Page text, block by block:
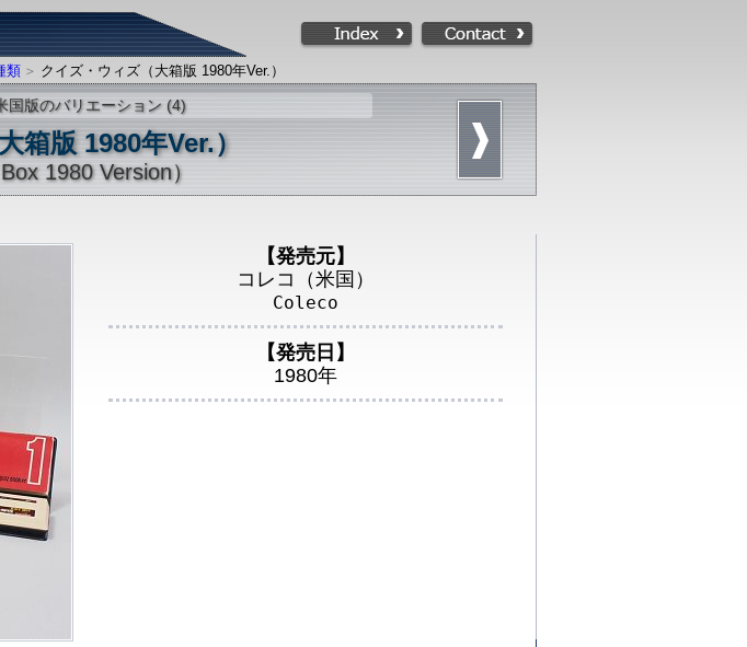
類 クイズ・ウィズ（大箱版 1980年Ver.）
国版のバリエーション (4)
箱版 1980年Ver.）
1980 Version）
【発売元】
コレコ（米国）
Coleco
【発売日】
1980年